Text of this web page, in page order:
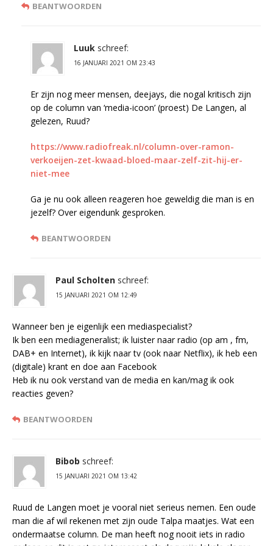
BEANTWOORDEN
Luuk schreef:
16 JANUARI 2021 OM 23:43
Er zijn nog meer mensen, deejays, die nogal kritisch zijn
op de column van ‘media-icoon’ (proest) De Langen, al
gelezen, Ruud?
https://www.radiofreak.nl/column-over-ramon-
verkoeijen-zet-kwaad-bloed-maar-zelf-zit-hij-er-
niet-mee
Ga je nu ook alleen reageren hoe geweldig die man is en
jezelf? Over eigendunk gesproken.
BEANTWOORDEN
Paul Scholten schreef:
15 JANUARI 2021 OM 12:49
Wanneer ben je eigenlijk een mediaspecialist?
Ik ben een mediageneralist; ik luister naar radio (op am , fm,
DAB+ en Internet), ik kijk naar tv (ook naar Netflix), ik heb een
(digitale) krant en doe aan Facebook
Heb ik nu ook verstand van de media en kan/mag ik ook
reacties geven?
BEANTWOORDEN
Bibob schreef:
15 JANUARI 2021 OM 13:42
Ruud de Langen moet je vooral niet serieus nemen. Een oude
man die af wil rekenen met zijn oude Talpa maatjes. Wat een
ondermaatse column. De man heeft nog nooit iets in radio